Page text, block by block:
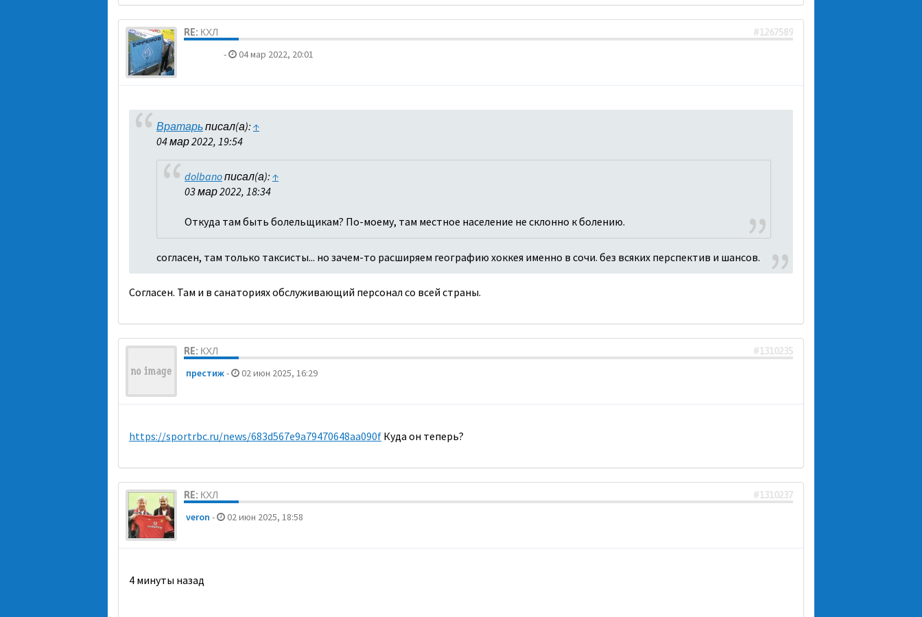
RE: КХЛ #1267589
- 04 мар 2022, 20:01
Вратарьписал(а): ↑
04 мар 2022, 19:54
dolbanoписал(а): ↑
03 мар 2022, 18:34
Откуда там быть болельщикам? По-моему, там местное население не склонно к болению.
согласен, там только таксисты... но зачем-то расширяем географию хоккея именно в сочи. без всяких перспектив и шансов.
Согласен. Там и в санаториях обслуживающий персонал со всей страны.
RE: КХЛ #1310235
престиж- 02 июн 2025, 16:29
https://sportrbc.ru/news/683d567e9a79470648aa090f Куда он теперь?
RE: КХЛ #1310237
veron - 02 июн 2025, 18:58
4 минуты назад